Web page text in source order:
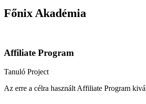
Főnix Akadémia
Affiliate Program
Tanuló Project
Az erre a célra használt Affiliate Program